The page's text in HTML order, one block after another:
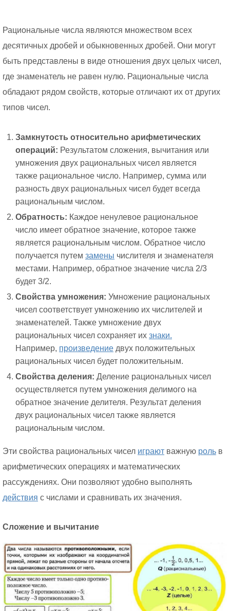
Рациональные числа являются множеством всех
десятичных дробей и обыкновенных дробей. Они могут
быть представлены в виде отношения двух целых чисел,
где знаменатель не равен нулю. Рациональные числа
обладают рядом свойств, которые отличают их от других
типов чисел.
Замкнутость относительно арифметических
операций: Результатом сложения, вычитания или
умножения двух рациональных чисел является
также рациональное число. Например, сумма или
разность двух рациональных чисел будет всегда
рациональным числом.
Обратность: Каждое ненулевое рациональное
число имеет обратное значение, которое также
является рациональным числом. Обратное число
получается путем замены числителя и знаменателя
местами. Например, обратное значение числа 2/3
будет 3/2.
Свойства умножения: Умножение рациональных
чисел соответствует умножению их числителей и
знаменателей. Также умножение двух
рациональных чисел сохраняет их знаки.
Например, произведение двух положительных
рациональных чисел будет положительным.
Свойства деления: Деление рациональных чисел
осуществляется путем умножения делимого на
обратное значение делителя. Результат деления
двух рациональных чисел также является
рациональным числом.
Эти свойства рациональных чисел играют важную роль в
арифметических операциях и математических
рассуждениях. Они позволяют удобно выполнять
действия с числами и сравнивать их значения.
Сложение и вычитание